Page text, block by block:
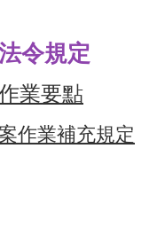
令規定
業要點
作業補充規定